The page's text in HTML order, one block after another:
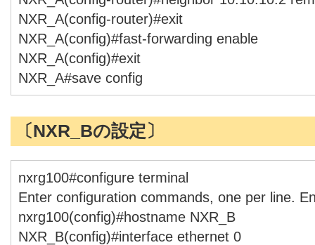
NXR_A(config-router)#exit
NXR_A(config)#fast-forwarding enable
NXR_A(config)#exit
NXR_A#save config
〔NXR_Bの設定〕
nxrg100#configure terminal
Enter configuration commands, one per line.
nxrg100(config)#hostname NXR_B
NXR_B(config)#interface ethernet 0